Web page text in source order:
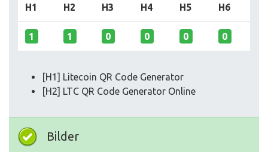
H1 H2 H3 H4 H5 H6
1 1 0 0 0 0
[H1] Litecoin QR Code Generator
[H2] LTC QR Code Generator Online
Bilder